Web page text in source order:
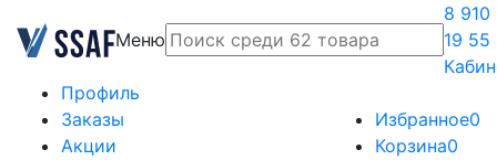
Меню
8 910
19 55
Профиль
Заказы
Акции
Избранное0
Корзина0